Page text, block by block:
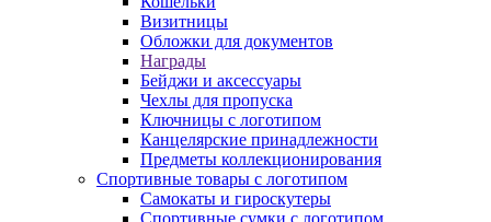
Визитницы
Обложки для документов
Награды
Бейджи и аксессуары
Чехлы для пропуска
Ключницы с логотипом
Канцелярские принадлежности
Предметы коллекционирования
Спортивные товары с логотипом
Самокаты и гироскутеры
Спортивные сумки с логотипом